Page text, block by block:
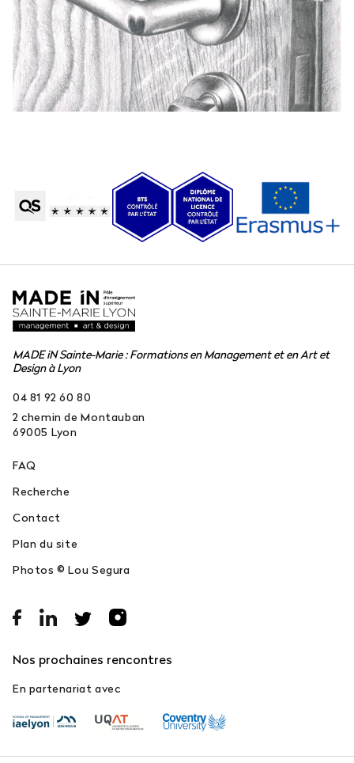
MADE iN Sainte-Marie : Formations en Management et en Art et
Design à Lyon
04 81 92 60 80
2 chemin de Montauban
69005 Lyon
FAQ
Recherche
Contact
Plan du site
Photos © Lou Segura
Nos prochaines rencontres
En partenariat avec